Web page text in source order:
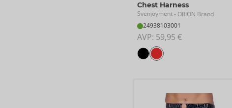
Chest Harness
Svenjoyment- ORION Brand
24938103001
AVP: 59,95 €